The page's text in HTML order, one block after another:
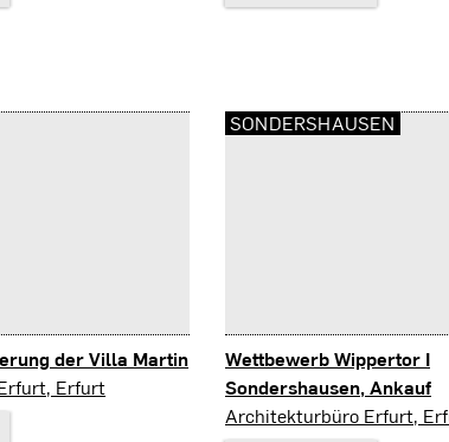
der Villa Martin
Erfurt
Wettbewerb Wippertor I
Sondershausen, Ankauf
Sondershausen
Architekturbüro Erfurt,
SONDERSHAUSEN